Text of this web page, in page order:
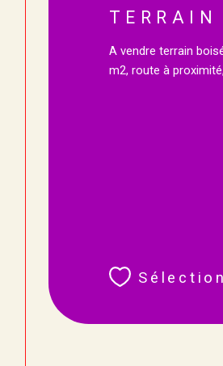
TERRAIN
A vendre terrain
m2, route à